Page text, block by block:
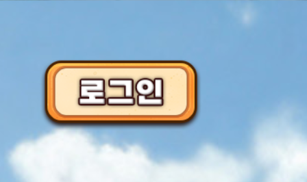
이벤트
[갤럭
이벤트​​
서버오픈 07월